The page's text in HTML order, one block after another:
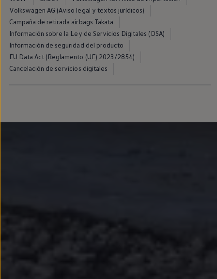
Volkswagen AG (Aviso legal y textos jurídicos)
Campaña de retirada airbags Takata
Información sobre la Ley de Servicios Digitales (DSA)
Información de seguridad del producto
EU Data Act (Reglamento (UE) 2023/2854)
Cancelación de servicios digitales